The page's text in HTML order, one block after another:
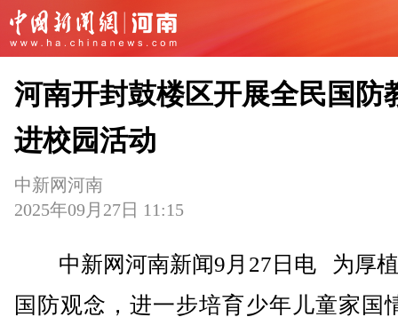
河南开封鼓楼区开展全民国防
进校园活动
中新网河南
2025年09月27日 11:15
中新网河南新闻9月27日电 为厚植
国防观念，进一步培育少年儿童家国